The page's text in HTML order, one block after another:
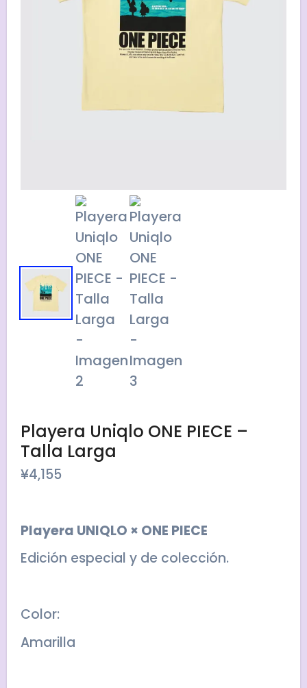
Playera Uniqlo ONE PIECE –
Talla Larga
¥4,155
Playera UNIQLO × ONE PIECE
Edición especial y de colección.
Color:
Amarilla